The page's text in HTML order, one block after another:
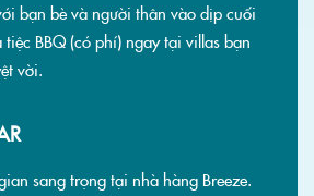
bạn bè và người thân vào dịp cuối
BBQ (có phí) ngay tại villas bạn
vời.
sang trọng tại nhà hàng Breeze.